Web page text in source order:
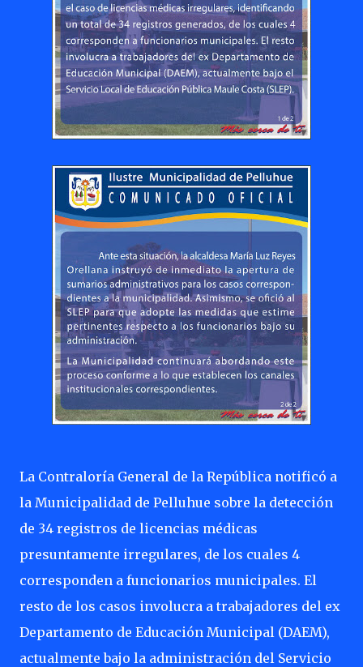
La Contraloría General de la República notificó a
la Municipalidad de Pelluhue sobre la detección
de 34 registros de licencias médicas
presuntamente irregulares, de los cuales 4
corresponden a funcionarios municipales. El
resto de los casos involucra a trabajadores del ex
Departamento de Educación Municipal (DAEM),
actualmente bajo la administración del Servicio